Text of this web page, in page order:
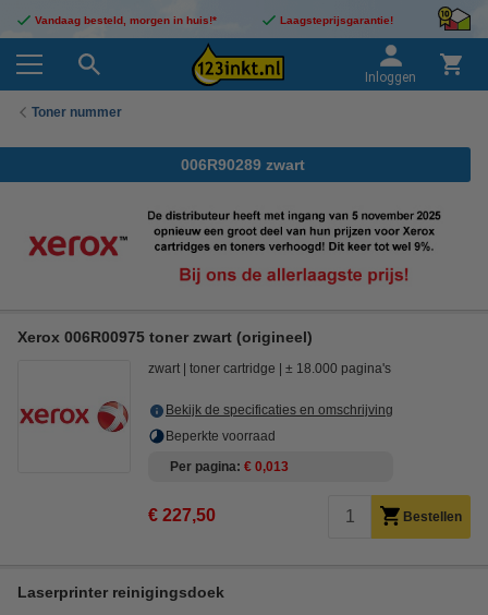
Vandaag besteld, morgen in huis!* Laagsteprijsgarantie!
Inloggen
Toner nummer
006R90289 zwart
Xerox 006R00975 toner zwart (origineel)
zwart toner cartridge ± 18.000 pagina's
Bekijk de specificaties en omschrijving
Beperkte voorraad
Per pagina € 0,013
€ 227,50 Bestellen
Laserprinter reinigingsdoek